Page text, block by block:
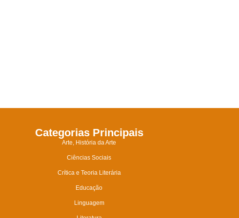
Categorias Principais
Arte, História da Arte
Ciências Sociais
Crítica e Teoria Literária
Educação
Linguagem